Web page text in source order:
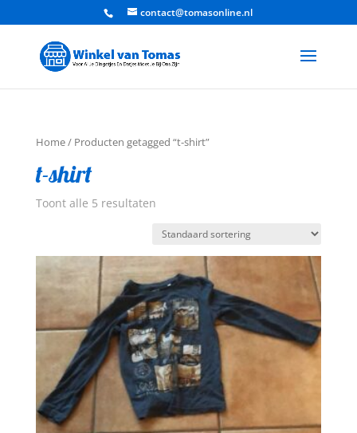
contact@tomasonline.nl
Home/ Producten getagged “t-shirt”
t-shirt
Toont alle 5 resultaten